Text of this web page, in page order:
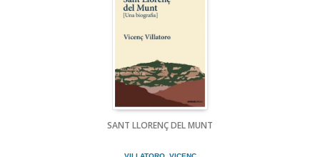
SANT LLORENÇ DEL MUNT